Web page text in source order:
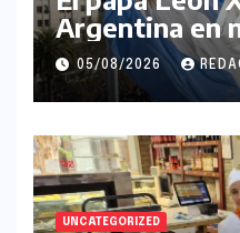
Argentina en
05/08/2026
UNCATEGORIZED